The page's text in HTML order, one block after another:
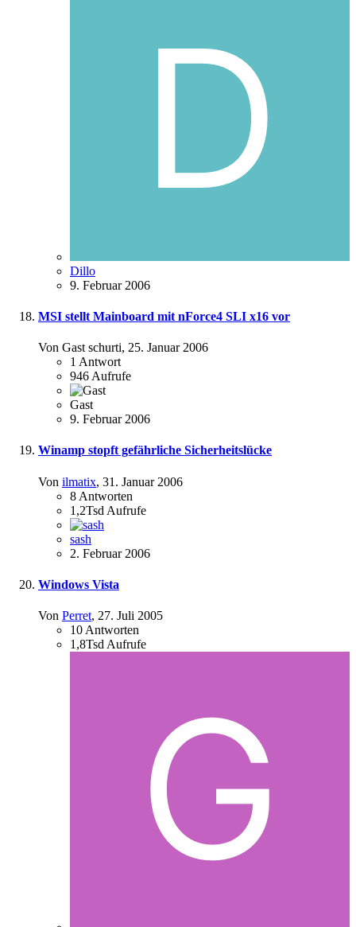
Dillo
9. Februar 2006
MSI stellt Mainboard mit nForce4 SLI x16 vor
Von Gast schurti, 25. Januar 2006
1 Antwort
946 Aufrufe
Gast
9. Februar 2006
Winamp stopft gefährliche Sicherheitslücke
Von ilmatix, 31. Januar 2006
8 Antworten
1,2Tsd Aufrufe
sash
2. Februar 2006
Windows Vista
Von Perret, 27. Juli 2005
10 Antworten
1,8Tsd Aufrufe